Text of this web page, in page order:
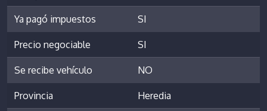
Ya pagó impuestos SI
Precio negociable SI
Se recibe vehículo NO
Provincia Heredia